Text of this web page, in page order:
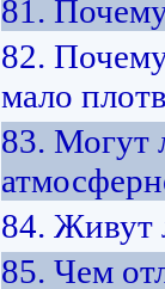
81.
82.
мало
83. Могут
84. Живут
85. Чем